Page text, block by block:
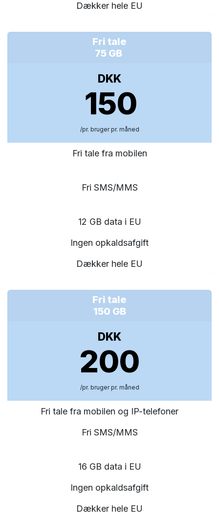
Dækker hele EU
Fri tale
75 GB
DKK
150
/pr. bruger pr. måned
Fri tale fra mobilen
Fri SMS/MMS
12 GB data i EU
Ingen opkaldsafgift
Dækker hele EU
Fri tale
150 GB
DKK
200
/pr. bruger pr. måned
Fri tale fra mobilen og IP-telefoner
Fri SMS/MMS
16 GB data i EU
Ingen opkaldsafgift
Dækker hele EU